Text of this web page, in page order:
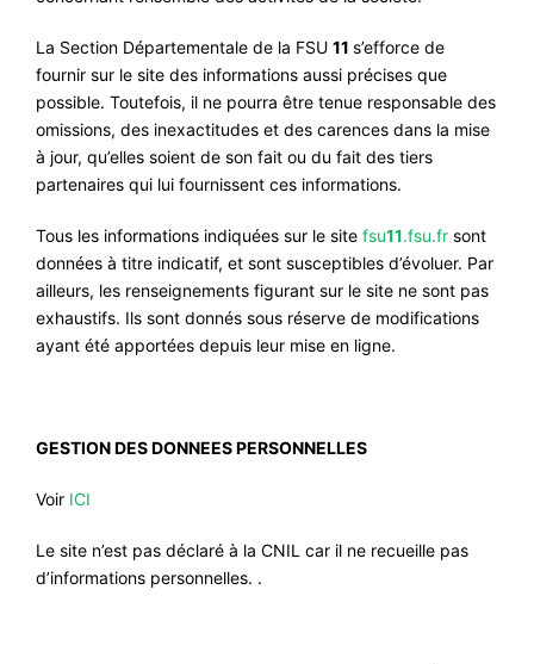
#MÉDIAS
#DÉBATS
#PRESSE
#ARCHIVES
La Section Départementale de la FSU 11 s’efforce de
fournir sur le site des informations aussi précises que
possible. Toutefois, il ne pourra être tenue responsable des
omissions, des inexactitudes et des carences dans la mise
à jour, qu’elles soient de son fait ou du fait des tiers
partenaires qui lui fournissent ces informations.
Tous les informations indiquées sur le site fsu11.fsu.fr sont
données à titre indicatif, et sont susceptibles d’évoluer. Par
ailleurs, les renseignements figurant sur le site ne sont pas
exhaustifs. Ils sont donnés sous réserve de modifications
ayant été apportées depuis leur mise en ligne.
GESTION DES DONNEES PERSONNELLES
Voir ICI
Le site n’est pas déclaré à la CNIL car il ne recueille pas
d’informations personnelles. .